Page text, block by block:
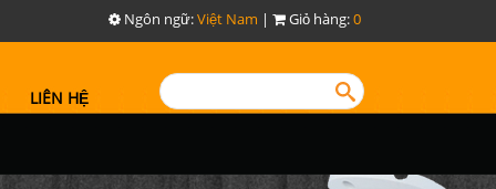
Ngôn ngữ:Việt Nam | Giỏ hàng:0
LIÊN HỆ